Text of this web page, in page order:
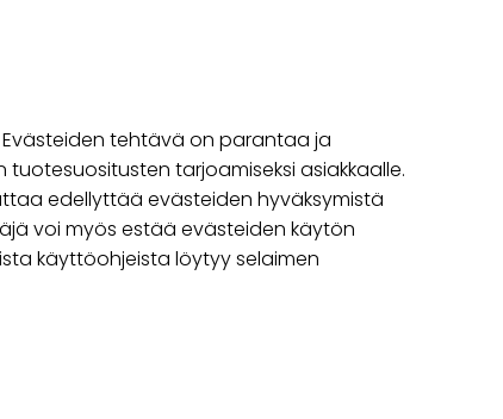
tehtävä on parantaa ja
tarjoamiseksi asiakkaalle.
edellyttää evästeiden hyväksymistä
voi myös estää evästeiden käytön
käyttöohjeista löytyy selaimen